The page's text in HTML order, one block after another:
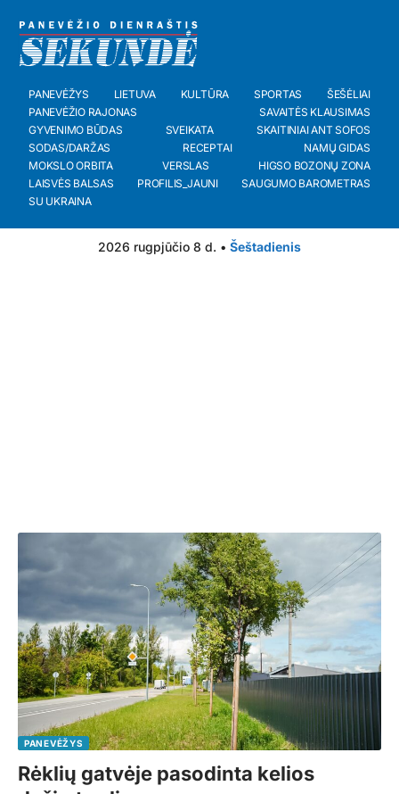
PANEVĖŽYS LIETUVA KULTŪRA SPORTAS
ŠEŠĖLIAI
PANEVĖŽIO RAJONAS
SAVAITĖS KLAUSIMAS
GYVENIMO BŪDAS
SVEIKATA
SKAITINIAI ANT SOFOS
SODAS/DARŽAS
RECEPTAI
NAMŲ GIDAS
MOKSLO ORBITA
VERSLAS
HIGSO BOZONŲ ZONA
LAISVĖS BALSAS
PROFILIS_JAUNI
SAUGUMO BAROMETRAS
SU UKRAINA
2026 rugpjūčio 8 d. • Šeštadienis
PANEVĖŽYS
Rėklių gatvėje pasodinta kelios